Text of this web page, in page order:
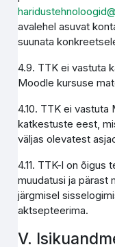
avalehel asuvat
suunata
4.9. TTK ei vastuta
Moodle kursuse
4.10. TTK ei
katkestuste eest,
väljas olevatest
4.11. TTK-l on
muudatusi ja pärast
järgmisel
aktsepteerima.
V.